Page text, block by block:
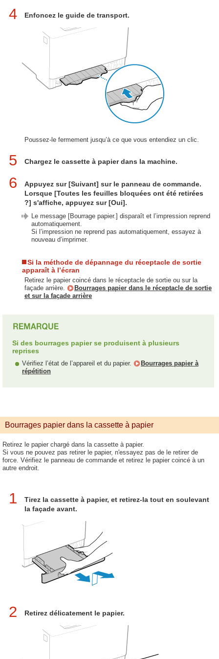
4 Enfoncez le guide de transport.
Poussez-le fermement jusqu’à ce que vous entendiez un clic.
5 Chargez le cassette à papier dans la machine.
6
Appuyez sur [Suivant] sur le panneau de commande.
Lorsque [Toutes les feuilles bloquées ont été retirées
?] s'affiche, appuyez sur [Oui].
Le message [Bourrage papier.] disparaît et l’impression reprend
automatiquement.
Si l’impression ne reprend pas automatiquement, essayez à
nouveau d’imprimer.
Si la méthode de dépannage du réceptacle de sortie
apparaît à l’écran
Retirez le papier coincé dans le réceptacle de sortie ou sur la
façade arrière.
Bourrages papier dans le réceptacle de sortie
et sur la façade arrière
Si des bourrages papier se produisent à plusieurs
reprises
Vérifiez l’état de l’appareil et du papier.
Bourrages papier à
répétition
Bourrages papier dans la cassette à papier
Retirez le papier chargé dans la cassette à papier.
Si vous ne pouvez pas retirer le papier, n'essayez pas de le retirer de
force. Vérifiez le panneau de commande et retirez le papier coincé à un
autre endroit.
1
Tirez la cassette à papier, et retirez-la tout en soulevant
la façade avant.
2 Retirez délicatement le papier.